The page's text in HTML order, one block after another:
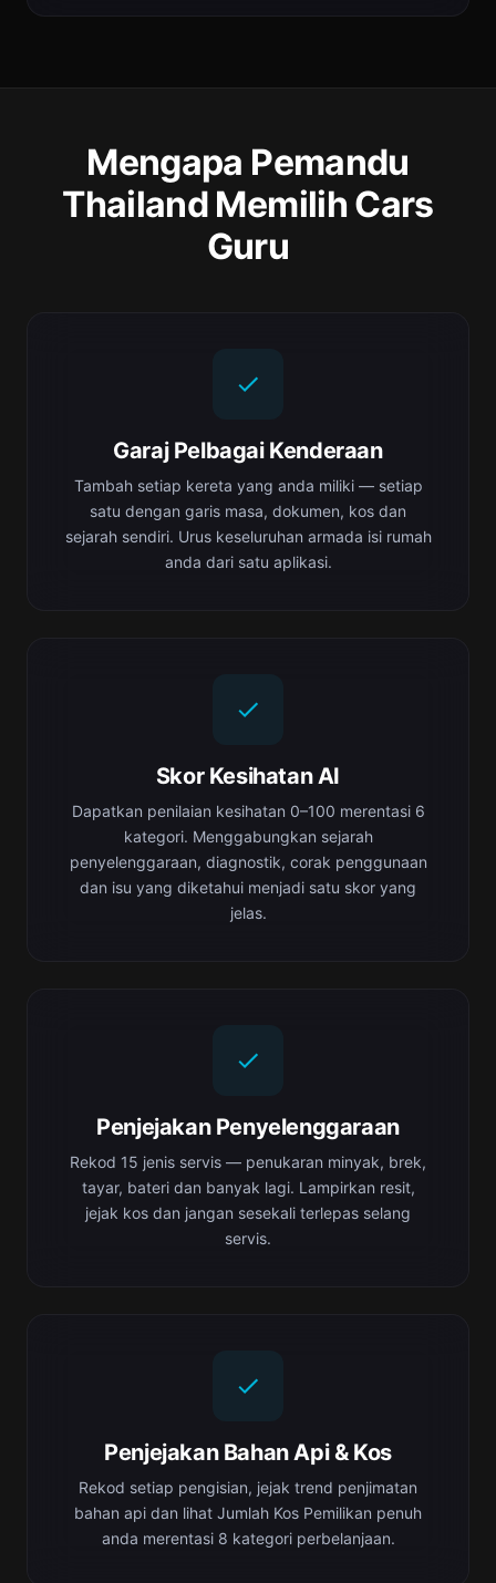
Mengapa Pemandu
Thailand Memilih Cars
Guru
Garaj Pelbagai Kenderaan
Tambah setiap kereta yang anda miliki — setiap
satu dengan garis masa, dokumen, kos dan
sejarah sendiri. Urus keseluruhan armada isi rumah
anda dari satu aplikasi.
Skor Kesihatan AI
Dapatkan penilaian kesihatan 0–100 merentasi 6
kategori. Menggabungkan sejarah
penyelenggaraan, diagnostik, corak penggunaan
dan isu yang diketahui menjadi satu skor yang
jelas.
Penjejakan Penyelenggaraan
Rekod 15 jenis servis — penukaran minyak, brek,
tayar, bateri dan banyak lagi. Lampirkan resit,
jejak kos dan jangan sesekali terlepas selang
servis.
Penjejakan Bahan Api & Kos
Rekod setiap pengisian, jejak trend penjimatan
bahan api dan lihat Jumlah Kos Pemilikan penuh
anda merentasi 8 kategori perbelanjaan.